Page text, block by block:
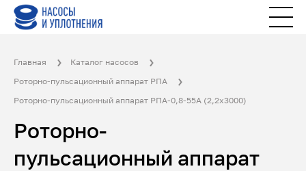
Главная
Каталог насосов
Роторно-пульсационный аппарат РПА
Роторно-пульсационный аппарат РПА-0,8-55А (2,2х3000)
Роторно-
пульсационный аппарат